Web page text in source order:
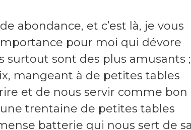
abondance, et c’est là, je vous
pour moi qui dévore
surtout sont des plus amusants ;
mangeant à de petites tables
et de nous servir comme bon
trentaine de petites tables
batterie qui nous sert de